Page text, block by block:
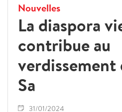
Nouvelles
La diaspora
contribue au
verdissement
Sa
31/01/2024